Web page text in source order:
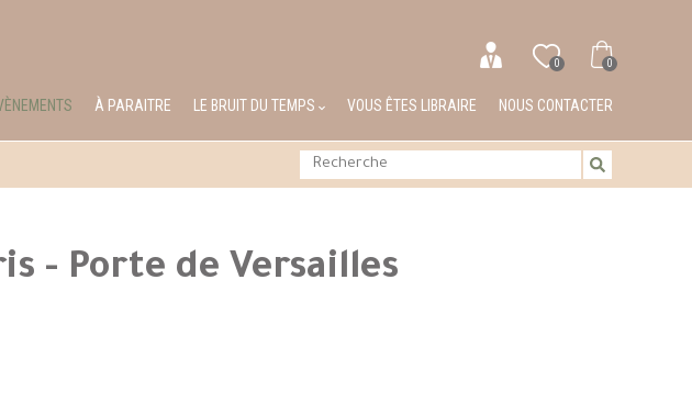
0 0
À PARAITRE LE BRUIT DU TEMPS VOUS ÊTES LIBRAIRE NOUS CONTACTER
- Porte de Versailles